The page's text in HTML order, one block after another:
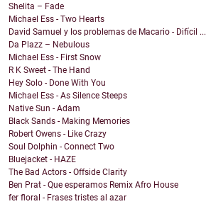
Shelita – Fade
Michael Ess - Two Hearts
David Samuel y los problemas de Macario - Difícil ...
Da Plazz – Nebulous
Michael Ess - First Snow
R K Sweet - The Hand
Hey Solo - Done With You
Michael Ess - As Silence Steeps
Native Sun - Adam
Black Sands - Making Memories
Robert Owens - Like Crazy
Soul Dolphin - Connect Two
Bluejacket - HAZE
The Bad Actors - Offside Clarity
Ben Prat - Que esperamos Remix Afro House
fer floral - Frases tristes al azar